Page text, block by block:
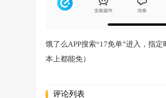
饿了么APP搜索“17免单”进入，指
本上都能免）
评论列表